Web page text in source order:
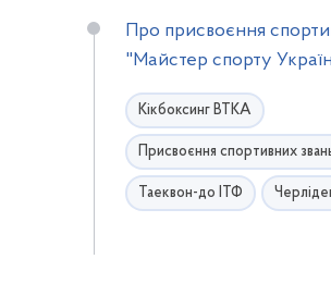
Про присвоєння
"Майстер спорту
Кікбоксинг ВТКА
Присвоєння спортивних
Таеквон-до ІТФ